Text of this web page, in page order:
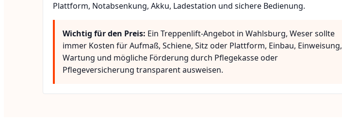
Plattform, Notabsenkung, Akku, Ladestation und sichere Bedienung.
Wichtig für den Preis: Ein Treppenlift-Angebot in Wahlsburg, Weser sollte
immer Kosten für Aufmaß, Schiene, Sitz oder Plattform, Einbau, Einweisung,
Wartung und mögliche Förderung durch Pflegekasse oder
Pflegeversicherung transparent ausweisen.